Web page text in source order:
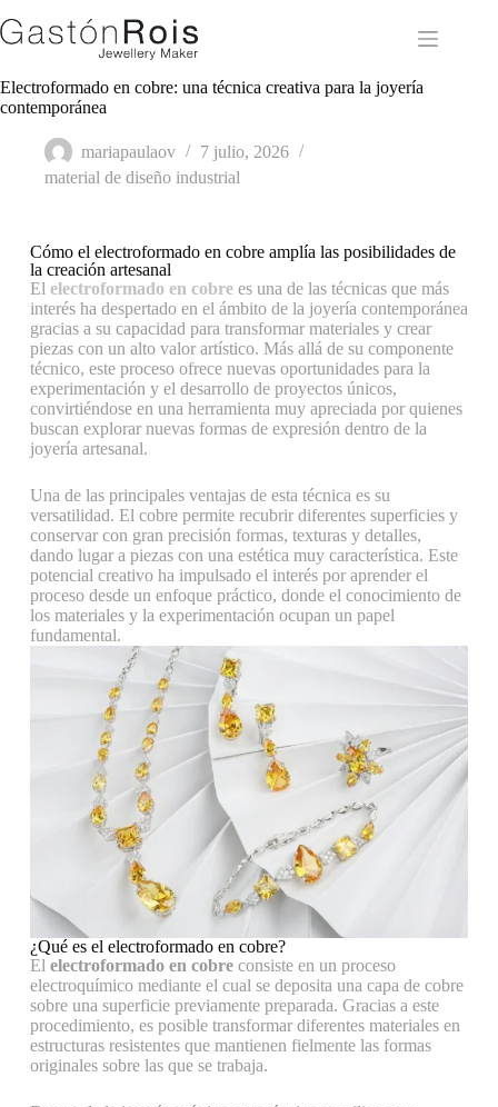
Electroformado en cobre: una técnica creativa para la joyería
contemporánea
mariapaulaov
7 julio, 2026
material de diseño industrial
Cómo el electroformado en cobre amplía las posibilidades de
la creación artesanal
El electroformado en cobrees una de las técnicas que más
interés ha despertado en el ámbito de la joyería contemporánea
gracias a su capacidad para transformar materiales y crear
piezas con un alto valor artístico. Más allá de su componente
técnico, este proceso ofrece nuevas oportunidades para la
experimentación y el desarrollo de proyectos únicos,
convirtiéndose en una herramienta muy apreciada por quienes
buscan explorar nuevas formas de expresión dentro de la
joyería artesanal.
Una de las principales ventajas de esta técnica es su
versatilidad. El cobre permite recubrir diferentes superficies y
conservar con gran precisión formas, texturas y detalles,
dando lugar a piezas con una estética muy característica. Este
potencial creativo ha impulsado el interés por aprender el
proceso desde un enfoque práctico, donde el conocimiento de
los materiales y la experimentación ocupan un papel
fundamental.
¿Qué es el electroformado en cobre?
El electroformado en cobreconsiste en un proceso
electroquímico mediante el cual se deposita una capa de cobre
sobre una superficie previamente preparada. Gracias a este
procedimiento, es posible transformar diferentes materiales en
estructuras resistentes que mantienen fielmente las formas
originales sobre las que se trabaja.